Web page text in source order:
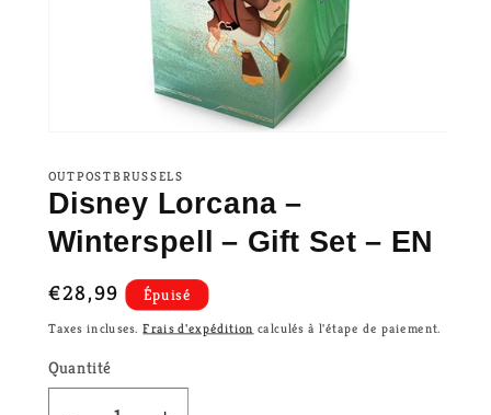
OUTPOSTBRUSSELS
Disney Lorcana –
Winterspell – Gift Set – EN
Prix
habituel
€28,99 Épuisé
Taxes incluses.Frais d'expédition calculés à l'étape de paiement.
Quantité